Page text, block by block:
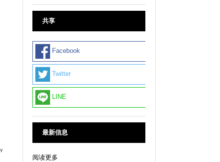
共享
Facebook
Twitter
LINE
最新信息
阅读更多